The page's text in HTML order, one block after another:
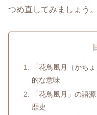
つめ直してみましょう。
「花鳥風月（かち
的な意味
「花鳥風月」の語
歴史